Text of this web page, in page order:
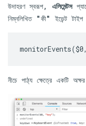
উদাহরণ স্বরূপ, এলিমেন্টস
নিম্নলিখিত "কী" ইভেন্ট
monitorEvents($0,
নীচে পাঠ্য ক্ষেত্রে একটি